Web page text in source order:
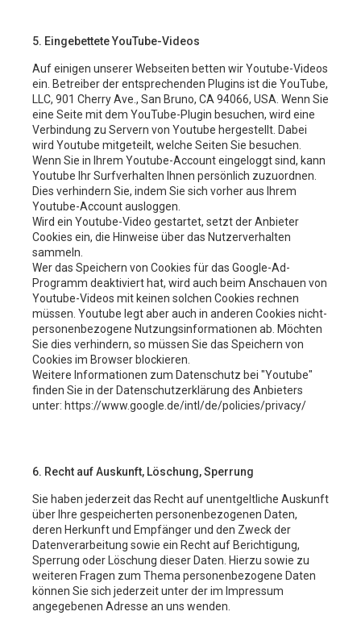
5. Eingebettete YouTube-Videos
Auf einigen unserer Webseiten betten wir Youtube-Videos
ein. Betreiber der entsprechenden Plugins ist die YouTube,
LLC, 901 Cherry Ave., San Bruno, CA 94066, USA. Wenn Sie
eine Seite mit dem YouTube-Plugin besuchen, wird eine
Verbindung zu Servern von Youtube hergestellt. Dabei
wird Youtube mitgeteilt, welche Seiten Sie besuchen.
Wenn Sie in Ihrem Youtube-Account eingeloggt sind, kann
Youtube Ihr Surfverhalten Ihnen persönlich zuzuordnen.
Dies verhindern Sie, indem Sie sich vorher aus Ihrem
Youtube-Account ausloggen.
Wird ein Youtube-Video gestartet, setzt der Anbieter
Cookies ein, die Hinweise über das Nutzerverhalten
sammeln.
Wer das Speichern von Cookies für das Google-Ad-
Programm deaktiviert hat, wird auch beim Anschauen von
Youtube-Videos mit keinen solchen Cookies rechnen
müssen. Youtube legt aber auch in anderen Cookies nicht-
personenbezogene Nutzungsinformationen ab. Möchten
Sie dies verhindern, so müssen Sie das Speichern von
Cookies im Browser blockieren.
Weitere Informationen zum Datenschutz bei "Youtube"
finden Sie in der Datenschutzerklärung des Anbieters
unter: https://www.google.de/intl/de/policies/privacy/
6. Recht auf Auskunft, Löschung, Sperrung
Sie haben jederzeit das Recht auf unentgeltliche Auskunft
über Ihre gespeicherten personenbezogenen Daten,
deren Herkunft und Empfänger und den Zweck der
Datenverarbeitung sowie ein Recht auf Berichtigung,
Sperrung oder Löschung dieser Daten. Hierzu sowie zu
weiteren Fragen zum Thema personenbezogene Daten
können Sie sich jederzeit unter der im Impressum
angegebenen Adresse an uns wenden.